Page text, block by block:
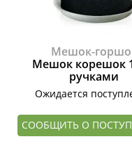
Мешок-
Мешок корешок
ручками
Ожидается
СООБЩИТЬ О